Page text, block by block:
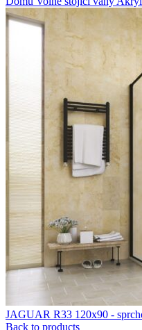
JAGUAR R33 120x90 -
Back to products